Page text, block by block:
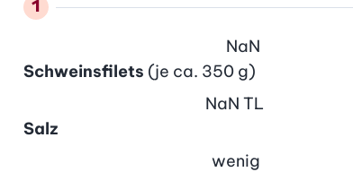
Schweinsfilets (je ca. 350 g)
NaN
Salz
NaN TL
wenig